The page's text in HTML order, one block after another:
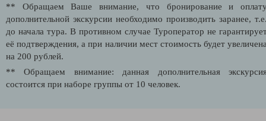
** Обращаем Ваше внимание, что бронирование и
дополнительной экскурсии необходимо производить заранее,
до начала тура. В противном случае Туроператор не
её подтверждения, а при наличии мест стоимость будет
на 200 рублей.
** Обращаем внимание: данная дополнительная
состоится при наборе группы от 10 человек.